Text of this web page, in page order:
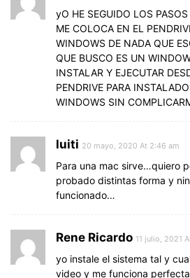
yO HE SEGUIDO LOS
ME COLOCA EN EL
WINDOWS DE NADA QUE
QUE BUSCO ES UN
INSTALAR Y EJECUTAR
PENDRIVE PARA
WINDOWS SIN
luiti 20 mayo, 2020 At 2:46 am
Para una mac sirve…quiero
probado distintas forma y
funcionado…
Rene Ricardo 11 julio, 2021
yo instale el sistema tal y
video y me funciona